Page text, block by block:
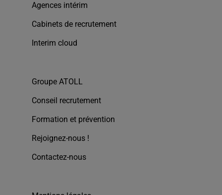
Agences intérim
Cabinets de recrutement
Interim cloud
Groupe ATOLL
Conseil recrutement
Formation et prévention
Rejoignez-nous !
Contactez-nous